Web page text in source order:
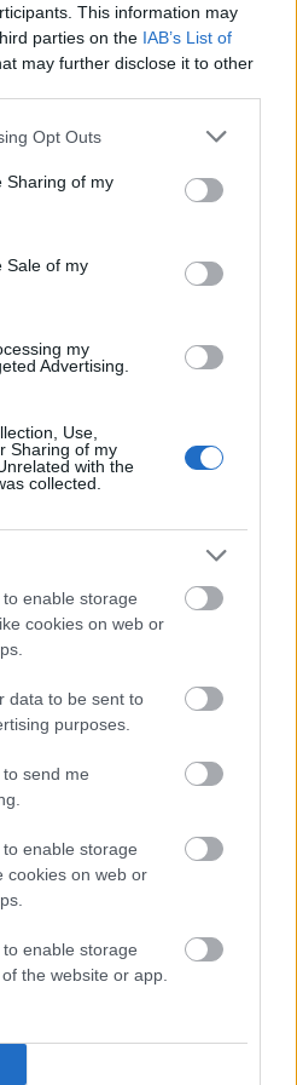
This information may
parties on the IAB’s List of
may further disclose it to other
app uses one or more Google
behaviour. You may click to
and its third-party tags to
purposes in below Google
Opt Outs
Sharing of my
Sale of my
my
Advertising.
Use,
Sharing of my
with the
collected.
enable storage
cookies on web or
data to be sent to
purposes.
send me
enable storage
cookies on web or
enable storage
the website or app.
navn, adresser, bransje,
de foreligger)
revisor, regnskapsfører,
og eierinteresser
Kredittscore)